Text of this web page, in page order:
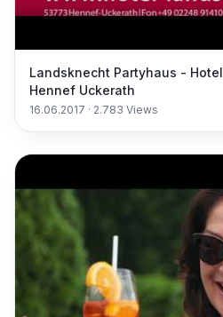
Landsknecht Partyhaus - Hotel - Restaurant in
Hennef Uckerath
16.06.2017 · 2.783 Views